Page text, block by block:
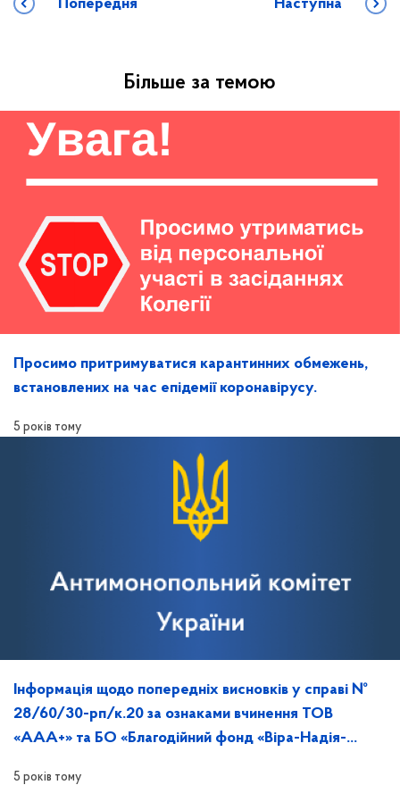
Попередня Наступна
Більше за темою
Просимо притримуватися карантинних обмежень,
встановлених на час епідемії коронавірусу.
5 років тому
Інформація щодо попередніх висновків у справі №
28/60/30-рп/к.20 за ознаками вчинення ТОВ
«ААА+» та БО «Благодійний фонд «Віра-Надія-
5 років тому